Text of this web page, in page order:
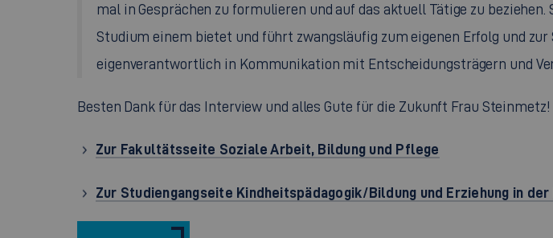
mal in Gesprächen zu formulieren und auf das aktuell Tätige zu
Studium einem bietet und führt zwangsläufig zum eigenen Erfolg und
eigenverantwortlich in Kommunikation mit Entscheidungsträgern und
Besten Dank für das Interview und alles Gute für die Zukunft Frau Steinmetz!
Zur Fakultätsseite Soziale Arbeit, Bildung und Pflege
Zur Studiengangseite Kindheitspädagogik/Bildung und Erziehung in der